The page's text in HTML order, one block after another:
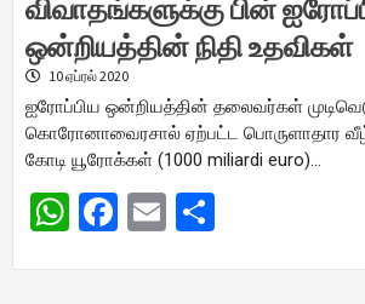
விவாதங்களுக்கு பின்
ஒன்றியத்தின் நிதி உதவிகள்
10 ஏப்ரல் 2020
ஐரோப்பிய ஒன்றியத்தின் தலைவர்கள்
கொரோனாவைரசால் ஏற்பட்ட பொருளாதார
கோடி யூரோக்கள் (1000 miliardi euro)…
WhatsApp
Facebook
Email